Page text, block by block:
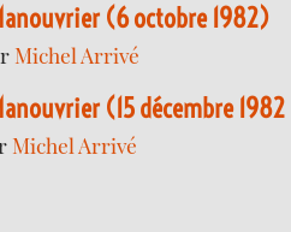
(6 octobre 1982)
Michel Arrivé
(15 décembre
Michel Arrivé